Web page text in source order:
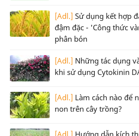
[Adl.] Sử dụng kết hợp
đậm đặc - 'Công thức
phân bón
[Adl.] Những tác dụng
khi sử dụng Cytokinin
[Adl.] Làm cách nào để
non trên cây trồng?
[Adl.] Hướng dẫn kích